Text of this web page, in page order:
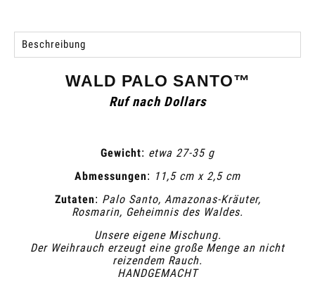
Beschreibung
WALD PALO SANTO™
Ruf nach Dollars
Gewicht: etwa 27-35 g
Abmessungen: 11,5 cm x 2,5 cm
Zutaten: Palo Santo, Amazonas-Kräuter,
Rosmarin, Geheimnis des Waldes.
Unsere eigene Mischung.
Der Weihrauch erzeugt eine große Menge an nicht
reizendem Rauch.
HANDGEMACHT